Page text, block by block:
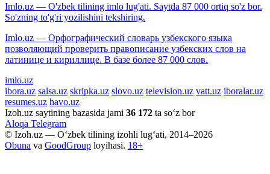
Imlo.uz — O'zbek tilining imlo lug'ati. Saytda 87 000 ortiq so'z bor.
So'zning to'g'ri yozilishini tekshiring.
Imlo.uz — Орфографический словарь узбекского языка
позволяющий проверить правописание узбекских слов на
латинице и кириллице. В базе более 87 000 слов.
imlo.uz
ibora.uz salsa.uz skripka.uz slovo.uz television.uz vatt.uz iboralar.uz
resumes.uz havo.uz
Izoh.uz saytining bazasida jami 36 172 ta so‘z bor
Aloqa Telegram
© Izoh.uz — O‘zbek tilining izohli lug‘ati, 2014–2026
Obuna va GoodGroup loyihasi. 18+